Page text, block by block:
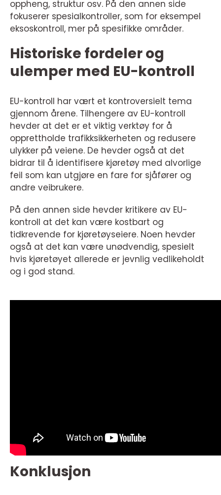
oppheng, struktur osv. På den annen side
fokuserer spesialkontroller, som for eksempel
eksoskontroll, mer på spesifikke områder.
Historiske fordeler og
ulemper med EU-kontroll
EU-kontroll har vært et kontroversielt tema
gjennom årene. Tilhengere av EU-kontroll
hevder at det er et viktig verktøy for å
opprettholde trafikksikkerheten og redusere
ulykker på veiene. De hevder også at det
bidrar til å identifisere kjøretøy med alvorlige
feil som kan utgjøre en fare for sjåfører og
andre veibrukere.
På den annen side hevder kritikere av EU-
kontroll at det kan være kostbart og
tidkrevende for kjøretøyseiere. Noen hevder
også at det kan være unødvendig, spesielt
hvis kjøretøyet allerede er jevnlig vedlikeholdt
og i god stand.
Konklusjon